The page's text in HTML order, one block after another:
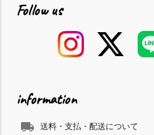
Follow us
information
local_shipping 送料・支払・配送について